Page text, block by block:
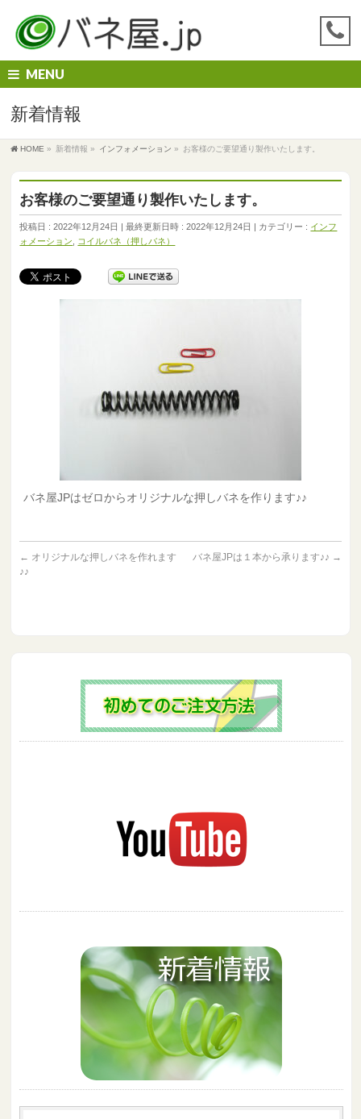
MENU
新着情報
HOME » 新着情報 » インフォメーション » お客様のご要望通り製作いたします。
お客様のご要望通り製作いたします。
投稿日 : 2022年12月24日 最終更新日時 : 2022年12月24日 カテゴリー : インフ
ォメーション
コイルバネ（押しバネ）
バネ屋JPはゼロからオリジナルな押しバネを作ります♪♪
← オリジナルな押しバネを作れます
♪♪
バネ屋JPは１本から承ります♪♪ →